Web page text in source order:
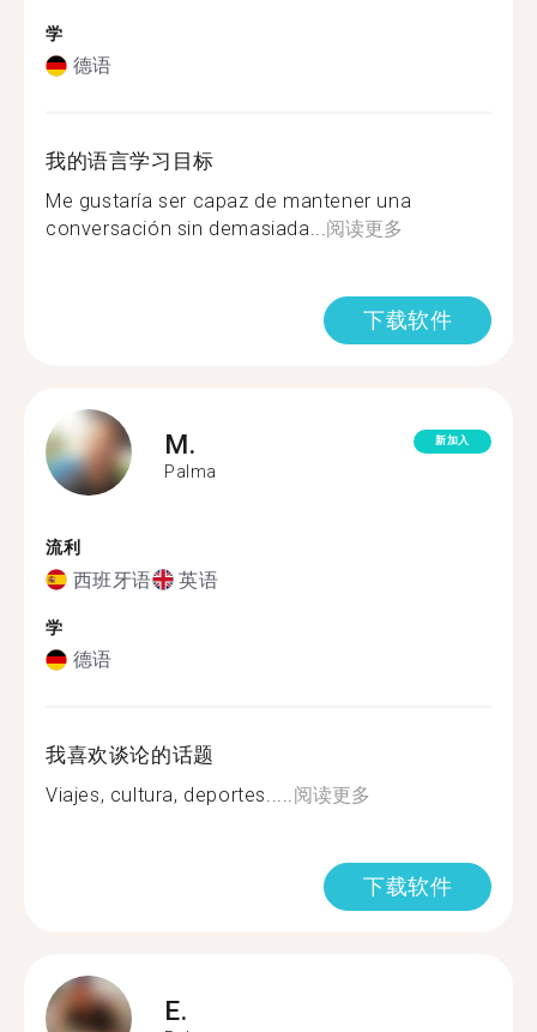
学
德语
我的语言学习目标
Me gustaría ser capaz de mantener una
conversación sin demasiada...阅读更多
下载软件
M.
Palma
新加入
流利
西班牙语 英语
学
德语
我喜欢谈论的话题
Viajes, cultura, deportes.....阅读更多
下载软件
E.